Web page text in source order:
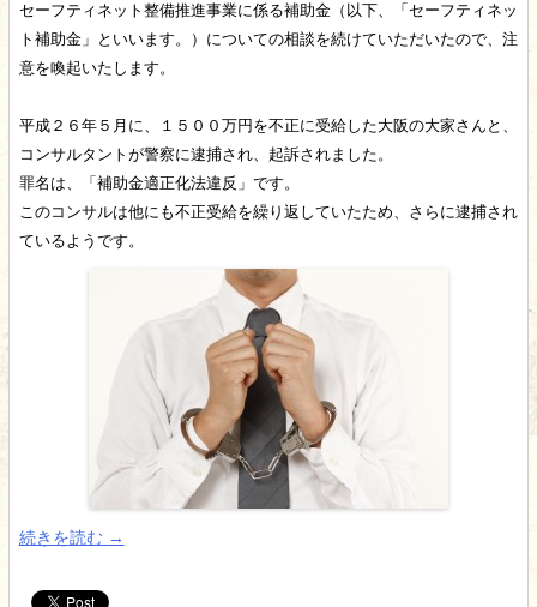
セーフティネット整備推進事業に係る補助金（以下、「セーフティネッ
ト 補助金」といいます。）についての相談を続けていただいたので、注
意を喚起いたします。
平成２６年５月に、１５００万円を不正に受給した大阪の大家さんと、
コンサルタ ントが警察に逮捕され、起訴されました。
罪名は、「補助金適正化法違反」です。
このコンサルは他にも不正受給を繰り返していたため、さらに逮捕され
ているよう です。
続きを読む →